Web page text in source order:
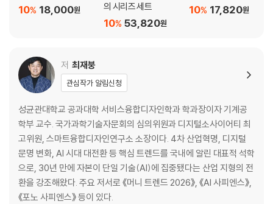
11장 협동조합 일구며 재기 노렸으나
암살 위기 모면, 밀정들에 시달리다│전우들과 농업조합 만들어 둔전 활동
12장 광복을 2년 앞두고 파란만장한 생을 마감하다
스탈린의 폭거로 카자흐스탄에 강제 이주│극동 러시아 한인 17만여 명 강
제 추방│한국
어 사용 및 거주 이전 금지 등 탄압│‘전선에 보내 달라’ 간청하다│75세 일
기로 거인은
쓰러지다
-부록 1 홍범도 장군을 추억하면서
전문 연구가들이 바라보는 홍범도│카자흐스탄의 홍범도 관련 자료│‘김규
18,000원
10%
의 시리즈 세트
53,820원
10%
17,820원
10%
저 최재붕
관심작가 알림신청
성균관대학교 공과대학 서비스융합디자인학과 학과장이자 기계공
학부 교수. 국가과학기술자문회의 심의위원과 디지털소사이어티 최
고위원, 스마트융합디자인연구소 소장이다. 4차 산업혁명, 디지털
문명 변화, AI 시대 대전환 등 핵심 트렌드를 국내에 알린 대표적 석학
으로, 30년 만에 자본이 단일 기술(AI)에 집중됐다는 산업 지형의 전
환을 강조해왔다. 주요 저서로 《머니 트렌드 2026》, 《AI 사피엔스》,
《포노 사피엔스》 등이 있다.